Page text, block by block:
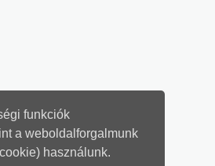
funkciók
a weboldalforgalmunk
használunk.